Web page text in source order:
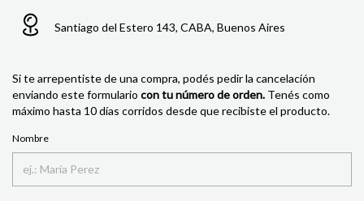
Santiago del Estero 143, CABA, Buenos Aires
Si te arrepentiste de una compra, podés pedir la cancelación
enviando este formulario con tu número de orden. Tenés como
máximo hasta 10 días corridos desde que recibiste el producto.
Nombre